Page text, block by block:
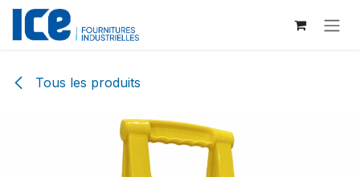
Se rendre au contenu
Tous les produits